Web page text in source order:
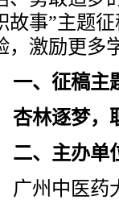
故事”主题
，激励更多
一、征稿主
杏林逐梦，
二、主办单
广州中医药